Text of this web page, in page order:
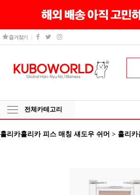
즐겨찾기
전체카테고리
홀리카홀리카 피스 매칭 섀도우 쉬머 > 홀리카